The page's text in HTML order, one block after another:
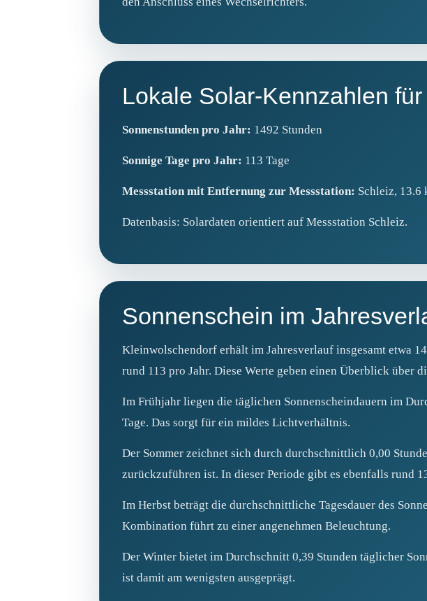
Lokale Solar-Kennzahlen
Sonnenstunden pro Jahr: 1492 Stunden
Sonnige Tage pro Jahr: 113 Tage
Messstation mit Entfernung zur Messstation: Schleiz, 13.6
Datenbasis: Solardaten orientiert auf Messstation Schleiz.
Sonnenschein im
Kleinwolschendorf erhält im Jahresverlauf insgesamt etwa
rund 113 pro Jahr. Diese Werte geben einen Überblick über
Im Frühjahr liegen die täglichen Sonnenscheindauern im
Tage. Das sorgt für ein mildes Lichtverhältnis.
Der Sommer zeichnet sich durch durchschnittlich 0,00
zurückzuführen ist. In dieser Periode gibt es ebenfalls rund
Im Herbst beträgt die durchschnittliche Tagesdauer des
Kombination führt zu einer angenehmen Beleuchtung.
Der Winter bietet im Durchschnitt 0,39 Stunden täglicher
ist damit am wenigsten ausgeprägt.